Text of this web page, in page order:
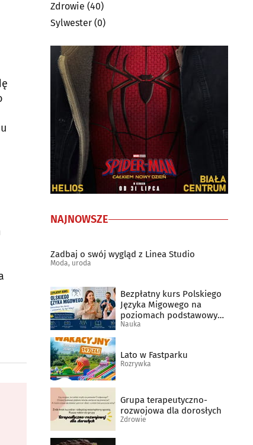
Zdrowie (40)
Sylwester (0)
NAJNOWSZE
Zadbaj o swój wygląd z Linea Studio
Moda, uroda
Bezpłatny kurs Polskiego
Języka Migowego na
poziomach podstawowym
A1 i poziomie A2
Nauka
Lato w Fastparku
Rozrywka
Grupa terapeutyczno-
rozwojowa dla dorosłych
Zdrowie